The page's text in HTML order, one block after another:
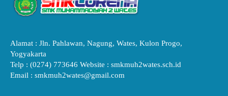
Alamat : Jln. Pahlawan, Nagung, Wates, Kulon Progo,
Yogyakarta
Telp : (0274) 773646 Website : smkmuh2wates.sch.id
Email : smkmuh2wates@gmail.com